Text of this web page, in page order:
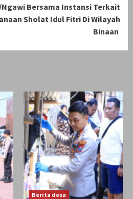
Bersama Instansi Terkait
Sholat Idul Fitri Di Wilayah
Binaan
Berita desa